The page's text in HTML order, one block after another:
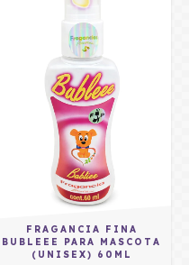
FRAGANCIA FINA
BUBLEEE PARA MASCOTA
(UNISEX) 60ML